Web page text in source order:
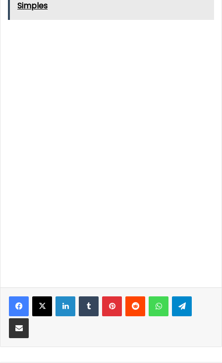
Simples
LinkedInTumblrPinterestReddit WhatsApp
Partilhar Via Email